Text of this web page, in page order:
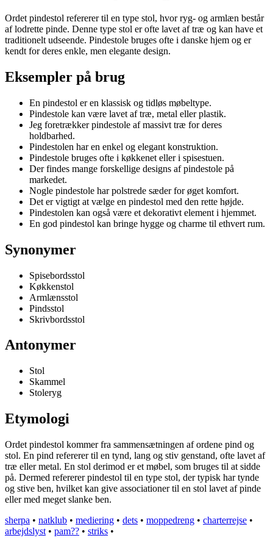
Ordet pindestol refererer til en type stol, hvor ryg- og armlæn består
af lodrette pinde. Denne type stol er ofte lavet af træ og kan have et
traditionelt udseende. Pindestole bruges ofte i danske hjem og er
kendt for deres enkle, men elegante design.
Eksempler på brug
En pindestol er en klassisk og tidløs møbeltype.
Pindestole kan være lavet af træ, metal eller plastik.
Jeg foretrækker pindestole af massivt træ for deres
holdbarhed.
Pindestolen har en enkel og elegant konstruktion.
Pindestole bruges ofte i køkkenet eller i spisestuen.
Der findes mange forskellige designs af pindestole på
markedet.
Nogle pindestole har polstrede sæder for øget komfort.
Det er vigtigt at vælge en pindestol med den rette højde.
Pindestolen kan også være et dekorativt element i hjemmet.
En god pindestol kan bringe hygge og charme til ethvert rum.
Synonymer
Spisebordsstol
Køkkenstol
Armlænsstol
Pindsstol
Skrivbordsstol
Antonymer
Stol
Skammel
Stoleryg
Etymologi
Ordet pindestol kommer fra sammensætningen af ordene pind og
stol. En pind refererer til en tynd, lang og stiv genstand, ofte lavet af
træ eller metal. En stol derimod er et møbel, som bruges til at sidde
på. Dermed refererer pindestol til en type stol, der typisk har tynde
og stive ben, hvilket kan give associationer til en stol lavet af pinde
eller med meget slanke ben.
sherpa • natklub • mediering • dets • moppedreng • charterrejse •
arbejdslyst • pam?? • striks •